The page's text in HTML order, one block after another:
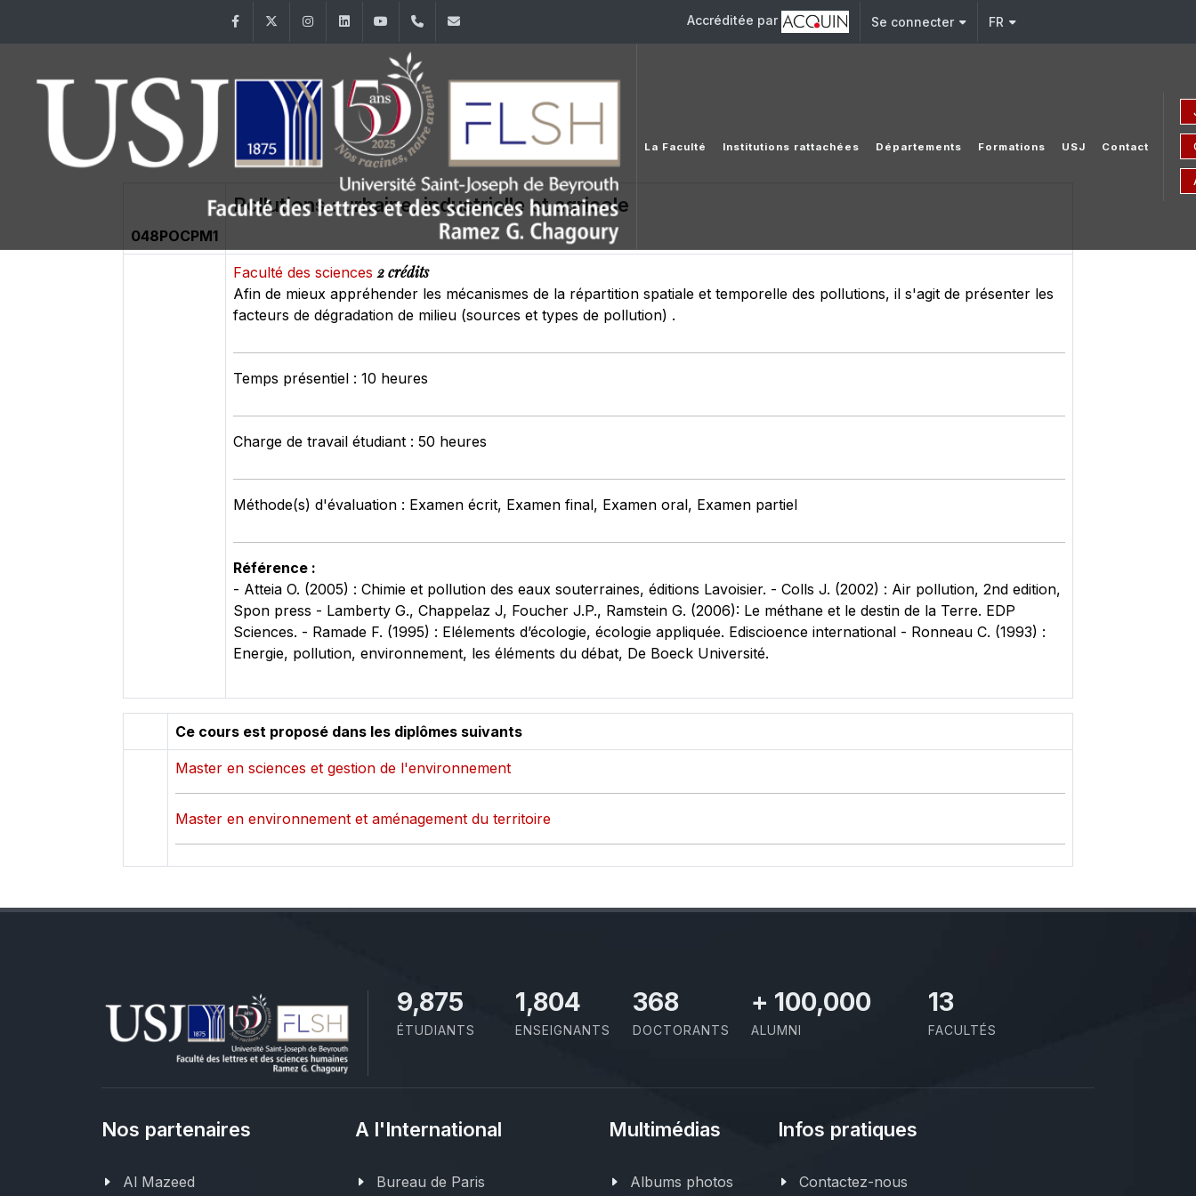
FacebookTwitter InstagramLinkedInYouTube+961 (1) 421 000 Accréditée par Se connecter FR
La Faculté Institutions rattachées Départements Formations USJ Contact
048POCPM1
Pollutions : urbaine, industrielle et agricole
Faculté des sciences2 crédits
Afin de mieux appréhender les mécanismes de la répartition spatiale et temporelle des pollutions, il s'agit de présenter les
facteurs de dégradation de milieu (sources et types de pollution) .
Temps présentiel : 10 heures
Charge de travail étudiant : 50 heures
Méthode(s) d'évaluation : Examen écrit, Examen final, Examen oral, Examen partiel
Référence :
- Atteia O. (2005) : Chimie et pollution des eaux souterraines, éditions Lavoisier. - Colls J. (2002) : Air pollution, 2nd edition,
Spon press - Lamberty G., Chappelaz J, Foucher J.P., Ramstein G. (2006): Le méthane et le destin de la Terre. EDP
Sciences. - Ramade F. (1995) : Elélements d’écologie, écologie appliquée. Ediscioence international - Ronneau C. (1993) :
Energie, pollution, environnement, les éléments du débat, De Boeck Université.
Ce cours est proposé dans les diplômes suivants
Master en sciences et gestion de l'environnement
Master en environnement et aménagement du territoire
11,110
ÉTUDIANTS
2,029
ENSEIGNANTS
414
DOCTORANTS
+ 100,000
ALUMNI
13
FACULTÉS
Nos partenaires
Al Mazeed
A l'International
Bureau de Paris
Multimédias
Albums photos
Infos pratiques
Contactez-nous